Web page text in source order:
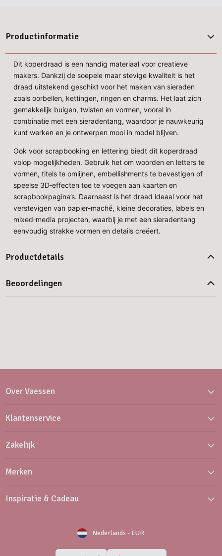
Productinformatie
Dit koperdraad is een handig materiaal voor creatieve
makers. Dankzij de soepele maar stevige kwaliteit is het
draad uitstekend geschikt voor het maken van sieraden
zoals oorbellen, kettingen, ringen en charms. Het laat zich
gemakkelijk buigen, twisten en vormen, vooral in
combinatie met een sieradentang, waardoor je nauwkeurig
kunt werken en je ontwerpen mooi in model blijven.
Ook voor scrapbooking en lettering biedt dit koperdraad
volop mogelijkheden. Gebruik het om woorden en letters te
vormen, titels te omlijnen, embellishments te bevestigen of
speelse 3D‑effecten toe te voegen aan kaarten en
scrapbookpagina’s. Daarnaast is het draad ideaal voor het
verstevigen van papier-maché, kleine decoraties, labels en
mixed‑media projecten, waarbij je met een sieradentang
eenvoudig strakke vormen en details creëert.
Productdetails
Beoordelingen
Over Vaessen
Klantenservice
Zakelijk
Merken
Inspiratie & Cadeau
Nederlands - EUR